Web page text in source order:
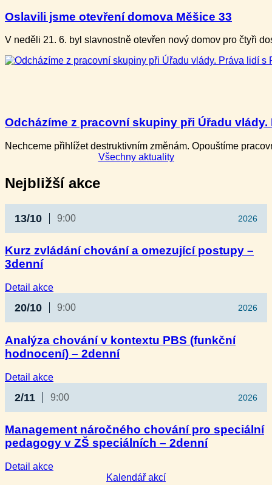
Oslavili jsme otevření domova Měšice 33
V neděli ​21. 6. b​yl slavnostně otevře​n nový domov pro ​čtyři
Odcházíme z pracovní skupiny při Úřadu vlády.
Nechceme přihlížet destruktivním změnám. Opouštíme
Všechny aktuality
Nejbližší akce
13/10 2026
9:00
Kurz zvládání chování a omezující postupy –
3denní
Detail akce:
zvládání
postupy
–
3denní
20/10 2026
9:00
Analýza chování v kontextu PBS (funkční
hodnocení) – 2denní
Detail akce:
chování
(funkční
hodnocení)
2/11 2026
9:00
Management náročného chování pro speciální
pedagogy v ZŠ speciálních – 2denní
Detail akce:
ManagementKalendář akcí